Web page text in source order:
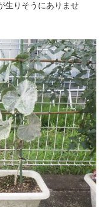
生りそうにありませ